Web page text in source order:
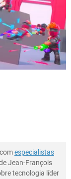
especialistas
Jean-François
tecnologia líder